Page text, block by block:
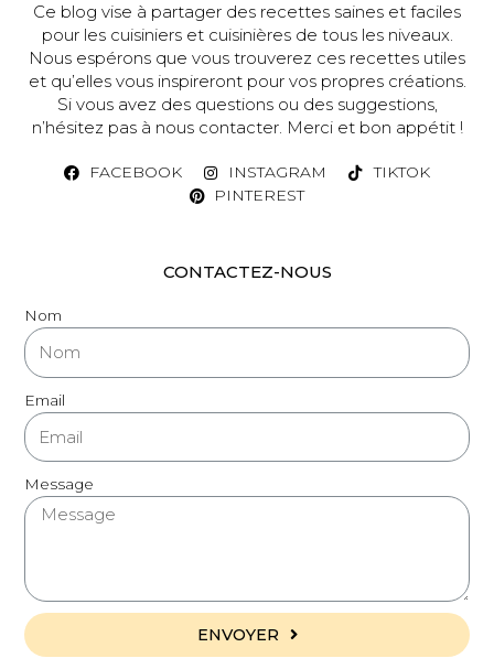
Ce blog vise à partager des recettes saines et faciles
pour les cuisiniers et cuisinières de tous les niveaux.
Nous espérons que vous trouverez ces recettes utiles
et qu’elles vous inspireront pour vos propres créations.
Si vous avez des questions ou des suggestions,
n’hésitez pas à nous contacter. Merci et bon appétit !
FACEBOOK INSTAGRAM
TIKTOK
PINTEREST
CONTACTEZ-NOUS
Nom
Email
Message
ENVOYER